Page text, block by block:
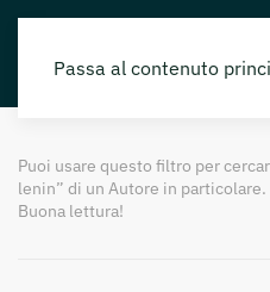
Passa al contenuto
Puoi usare questo filtro per
lenin” di un Autore in particolare.
Buona lettura!